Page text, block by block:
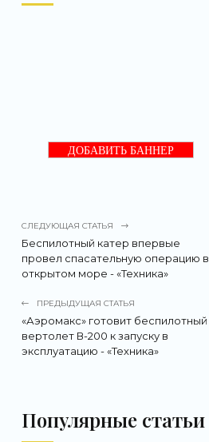
ДОБАВИТЬ БАННЕР
СЛЕДУЮЩАЯ СТАТЬЯ
Беспилотный катер впервые
провел спасательную операцию в
открытом море - «Техника»
ПРЕДЫДУЩАЯ СТАТЬЯ
«Аэромакс» готовит беспилотный
вертолет В-200 к запуску в
эксплуатацию - «Техника»
Популярные статьи